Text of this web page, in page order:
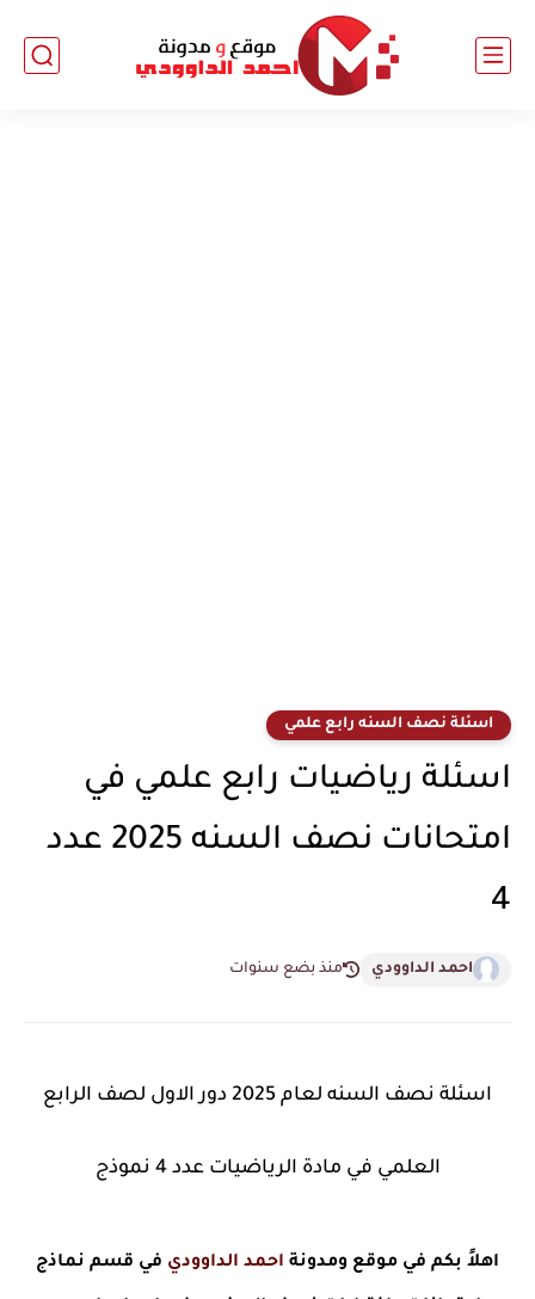
اسئلة نصف السنه رابع علمي
اسئلة رياضيات رابع علمي في
امتحانات نصف السنه 2025 عدد
4
احمد الداوودي منذ بضع سنوات
اسئلة نصف السنه لعام 2025 دور الاول لصف الرابع
العلمي في مادة الرياضيات عدد 4 نموذج
اهلاً بكم في موقع ومدونة احمد الداوودي في قسم نماذج